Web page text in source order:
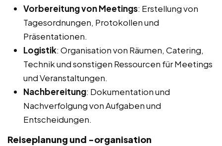
Vorbereitung von Meetings: Erstellung von
Tagesordnungen, Protokollen und
Präsentationen.
Logistik: Organisation von Räumen, Catering,
Technik und sonstigen Ressourcen für Meetings
und Veranstaltungen.
Nachbereitung: Dokumentation und
Nachverfolgung von Aufgaben und
Entscheidungen.
Reiseplanung und -organisation